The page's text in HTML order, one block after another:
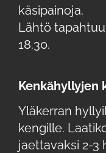
käsipainoja.
Lähtö
18.30.
Kenkähyllyjen
Yläkerran
kengille.
jaettavaksi 2-3